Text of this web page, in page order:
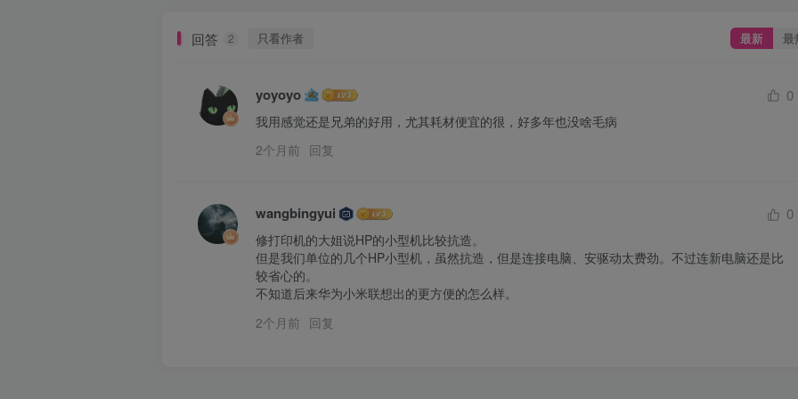
回答 2 只看作者 最新 最
yoyoyo 0
我用感觉还是兄弟的好用，尤其耗材便宜的很，好多年也没啥毛病
2个月前 回复
wangbingyui 0
修打印机的大姐说HP的小型机比较抗造。
但是我们单位的几个HP小型机，虽然抗造，但是连接电脑、安驱动太费劲。不过连新电脑还是比
较省心的。
不知道后来华为小米联想出的更方便的怎么样。
2个月前 回复